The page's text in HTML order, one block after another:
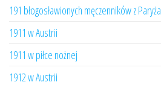
191 błogosławionych męczenników z Paryża
1911 w Austrii
1911 w piłce nożnej
1912 w Austrii